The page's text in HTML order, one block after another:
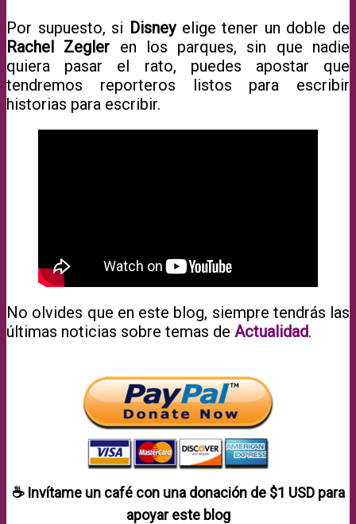
Por supuesto, si Disney elige tener un doble de
Rachel Zegler en los parques, sin que nadie
quiera pasar el rato, puedes apostar que
tendremos reporteros listos para escribir
historias para escribir.
No olvides que en este blog, siempre tendrás las
últimas noticias sobre temas de Actualidad.
☕ Invítame un café con una donación de $1 USDpara
apoyar este blog